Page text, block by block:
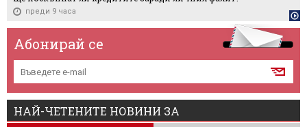
преди 9 часа
Абонирай се
НАЙ-ЧЕТЕНИТЕ НОВИНИ ЗА